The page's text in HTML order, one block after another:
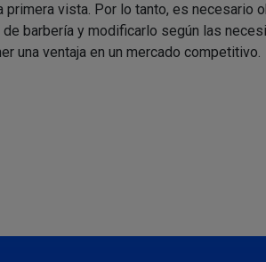
primera vista. Por lo tanto, es necesario
barbería y modificarlo según las
una ventaja en un mercado competitivo.